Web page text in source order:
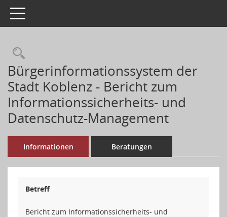
Toggle navigation
Rechercheauswahl
Bürgerinformationssystem der
Stadt Koblenz - Bericht zum
Informationssicherheits- und
Datenschutz-Management
Informationen Beratungen
Betreff
Bericht zum Informationssicherheits- und